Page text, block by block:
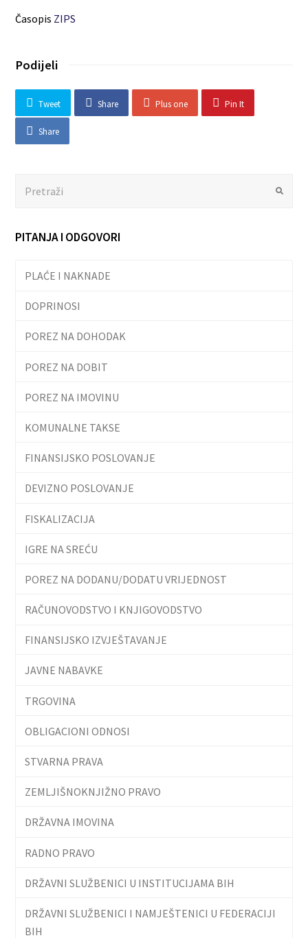
Časopis ZIPS
Podijeli
Tweet Share Plus one Pin It
Share
Submit
PITANJA I ODGOVORI
PLAĆE I NAKNADE
DOPRINOSI
POREZ NA DOHODAK
POREZ NA DOBIT
POREZ NA IMOVINU
KOMUNALNE TAKSE
FINANSIJSKO POSLOVANJE
DEVIZNO POSLOVANJE
FISKALIZACIJA
IGRE NA SREĆU
POREZ NA DODANU/DODATU VRIJEDNOST
RAČUNOVODSTVO I KNJIGOVODSTVO
FINANSIJSKO IZVJEŠTAVANJE
JAVNE NABAVKE
TRGOVINA
OBLIGACIONI ODNOSI
STVARNA PRAVA
ZEMLJIŠNOKNJIŽNO PRAVO
DRŽAVNA IMOVINA
RADNO PRAVO
DRŽAVNI SLUŽBENICI U INSTITUCIJAMA BIH
DRŽAVNI SLUŽBENICI I NAMJEŠTENICI U FEDERACIJI
BIH